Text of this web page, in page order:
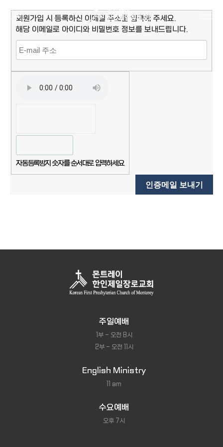
회원가입 시 등록하신 이메일 주소를 입력해 주세요.
해당 이메일로 아이디와 비밀번호 정보를 보내드립니다.
자동등록방지 숫자를 순서대로 입력하세요.
인증메일 보내기
주일예배
1부 - 오전 8시
2부 - 오전 11시
English Ministry
11 am
수요예배
오후 7시